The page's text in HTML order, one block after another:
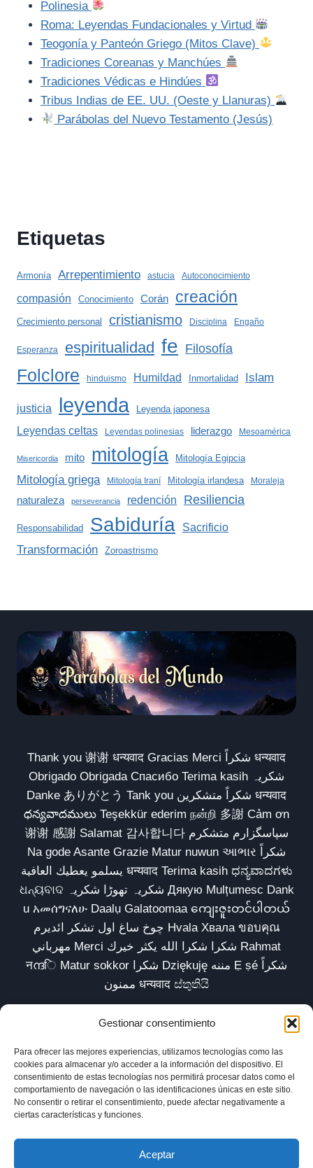
Gestionar consentimiento
Para ofrecer las mejores experiencias, utilizamos tecnologías como las
cookies para almacenar y/o acceder a la información del dispositivo. El
consentimiento de estas tecnologías nos permitirá procesar datos como el
comportamiento de navegación o las identificaciones únicas en este sitio.
No consentir o retirar el consentimiento, puede afectar negativamente a
ciertas características y funciones.
Aceptar
Polinesia
Roma: Leyendas Fundacionales y Virtud
Teogonía y Panteón Griego (Mitos Clave)
Tradiciones Coreanas y Manchúes
Tradiciones Védicas e Hindúes
Tribus Indias de EE. UU. (Oeste y Llanuras)
Parábolas del Nuevo Testamento (Jesús)
Etiquetas
Armonía Arrepentimiento astucia Autoconocimiento
compasión Conocimiento Corán creación
Crecimiento personal cristianismo Disciplina Engaño
Esperanza espiritualidad fe Filosofía
Folclore hinduismo Humildad Inmortalidad Islam
justicia leyenda Leyenda japonesa
Leyendas celtas Leyendas polinesias liderazgo Mesoamérica
Misericordia mito mitología Mitología Egipcia
Mitología griega Mitología Iraní Mitología irlandesa Moraleja
naturaleza perseverancia redención Resiliencia
Responsabilidad Sabiduría Sacrificio
Transformación Zoroastrismo
Thank you 谢谢 धन्यवाद Gracias Merci شكراً धन्यवाद
Obrigado Obrigada Спасибо Terima kasih شکریہ
Danke ありがとう Tank you شكراً متشكرين धन्यवाद
ధన్యవాదములు Teşekkür ederim நன்றி 多謝 Cảm ơn
谢谢 感謝 Salamat 감사합니다 سپاسگزارم متشکرم
Na gode Asante Grazie Matur nuwun આભાર شكراً
يسلمو يعطيك العافية धन्यवाद Terima kasih ಧನ್ಯವಾದಗಳು
ଧନ୍ୟବାଦ شکریہ تھوڑا شکریہ Дякую Mulțumesc Dank
u አመሰግናለሁ Daalụ Galatoomaa ကျေးဇူးတင်ပါတယ်
چوخ ساغ اول تشکر ائدیرم Hvala Хвала ขอบคุณ
مهرباني Merci شكرا شكرا الله يكثر خيرك Rahmat
नന്ദि Matur sokkor شكرا Dziękuję مننه Ẹ ṣé شكراً
ممنون धन्यवाद ස්තුතියි
Inicio Biblioteca Parábolas TV
Comunidad
Esencia
Blog
Política de privacidad
Aviso legal
Política de cookies (UE)